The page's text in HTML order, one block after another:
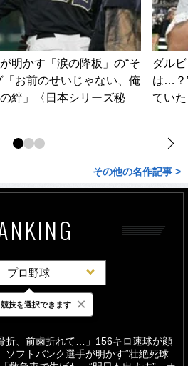
明かす「涙の降板」の“そ
お前のせいじゃない、俺
絆」〈日本シリーズ秘
ダル
は…？
てい
その他の名作記事 >
プロ野球
24時間 週間
折、前歯折れて…」156キロ速球が顔
ソフトバンク選手が明かす“壮絶死球
技を選択できます ×